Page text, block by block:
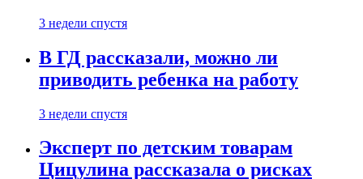
3 недели спустя
В ГД рассказали, можно ли
приводить ребенка на работу
3 недели спустя
Эксперт по детским товарам
Цицулина рассказала о рисках